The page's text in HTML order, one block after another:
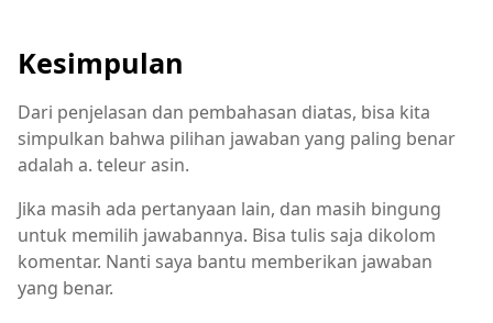
Kesimpulan
Dari penjelasan dan pembahasan diatas, bisa kita
simpulkan bahwa pilihan jawaban yang paling benar
adalah a. teleur asin.
Jika masih ada pertanyaan lain, dan masih bingung
untuk memilih jawabannya. Bisa tulis saja dikolom
komentar. Nanti saya bantu memberikan jawaban
yang benar.